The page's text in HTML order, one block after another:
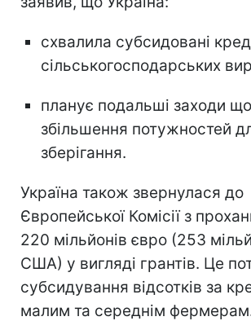
схвалила субсидовані
сільськогосподарських
планує подальші заходи
збільшення потужностей
зберігання.
Україна також звернулася до
Європейської Комісії з
220 мільйонів євро (253
США) у вигляді грантів. Це
субсидування відсотків за
малим та середнім